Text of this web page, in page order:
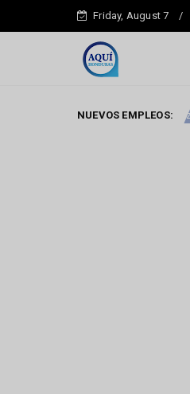
Friday, August 7
NUEVOS EMPLEOS:
Uncategorized